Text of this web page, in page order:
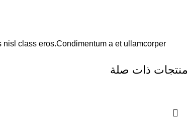
class eros.Condimentum a et ullamcorper
منتجات ذات صلة